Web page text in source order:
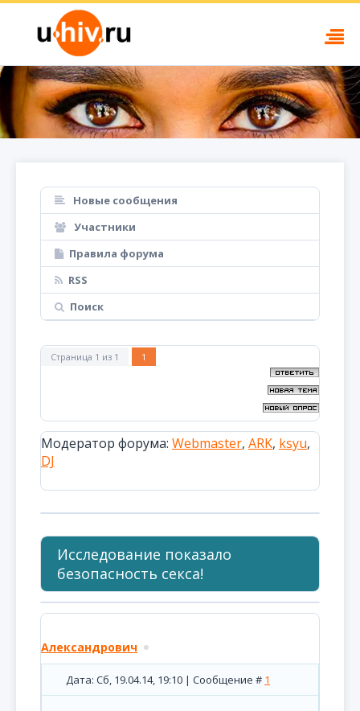
Новые сообщения
Участники
Правила форума
RSS
Поиск
Страница 1 из 1 1
Модератор форума: Webmaster, ARK, ksyu,
DJ
Исследование показало
безопасность секса!
Александрович
Дата: Сб, 19.04.14, 19:10 | Сообщение # 1